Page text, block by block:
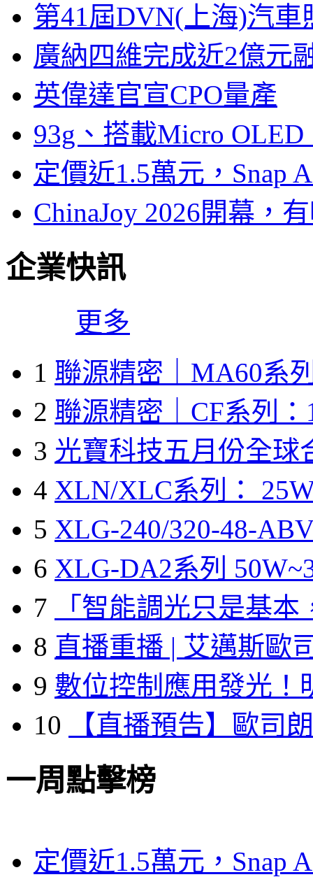
第41屆DVN(上海)汽
廣納四維完成近2億元
英偉達官宣CPO量產
93g、搭載Micro
定價近1.5萬元，Snap
ChinaJoy 2026開幕，
企業快訊
更多
1 聯源精密｜MA60系
2 聯源精密｜CF系列：
3 光寶科技五月份全球
4 XLN/XLC系列：
5 XLG-240/320-48-
6 XLG-DA2系列
7
「智能調光只是基本
8 直播重播 | 艾邁斯歐
9 數位控制應用發光！
10
【直播預告】歐司
一周點擊榜
定價近1.5萬元，Snap